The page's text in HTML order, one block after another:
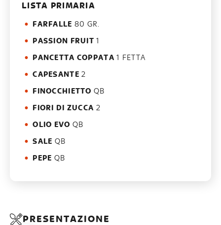
LISTA PRIMARIA
FARFALLE 80 GR.
PASSION FRUIT 1
PANCETTA COPPATA 1 FETTA
CAPESANTE 2
FINOCCHIETTO QB
FIORI DI ZUCCA 2
OLIO EVO QB
SALE QB
PEPE QB
PRESENTAZIONE